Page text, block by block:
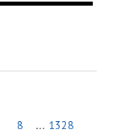
8 ... 1328